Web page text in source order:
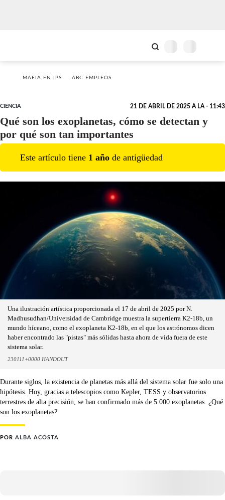
MAFIA EN IPS ABC EMPLEOS
CIENCIA 21 DE ABRIL DE 2025 A LA - 11:43
Qué son los exoplanetas, cómo se detectan y
por qué son tan importantes
Este artículo tiene 1 año de antigüedad
Una ilustración artística proporcionada el 17 de abril de 2025 por N.
Madhusudhan/Universidad de Cambridge muestra la supertierra K2-18b, un
mundo híceano, como el exoplaneta K2-18b, en el que los astrónomos dicen
haber encontrado las "pistas" más sólidas hasta ahora de vida fuera de este
sistema solar.
230111+0000 HANDOUT
Durante siglos, la existencia de planetas más allá del sistema solar fue solo una
hipótesis. Hoy, gracias a telescopios como Kepler, TESS y observatorios
terrestres de alta precisión, se han confirmado más de 5.000 exoplanetas. ¿Qué
son los exoplanetas?
POR ALBA ACOSTA